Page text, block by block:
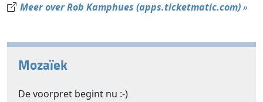
Meer over Rob Kamphues (apps.ticketmatic.com)»
Mozaïek
De voorpret begint nu :-)